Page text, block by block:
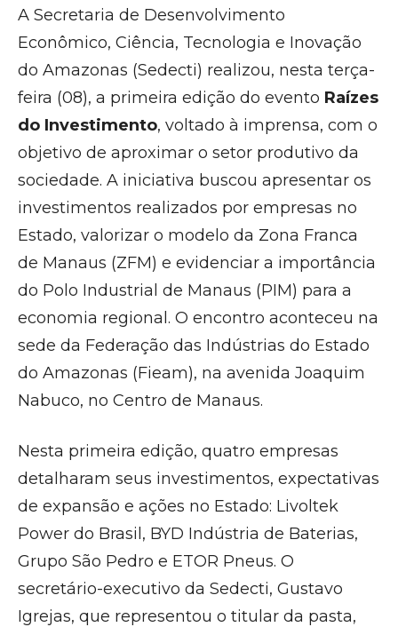
A Secretaria de Desenvolvimento
Econômico, Ciência, Tecnologia e Inovação
do Amazonas (Sedecti) realizou, nesta terça-
feira (08), a primeira edição do evento Raízes
do Investimento, voltado à imprensa, com o
objetivo de aproximar o setor produtivo da
sociedade. A iniciativa buscou apresentar os
investimentos realizados por empresas no
Estado, valorizar o modelo da Zona Franca
de Manaus (ZFM) e evidenciar a importância
do Polo Industrial de Manaus (PIM) para a
economia regional. O encontro aconteceu na
sede da Federação das Indústrias do Estado
do Amazonas (Fieam), na avenida Joaquim
Nabuco, no Centro de Manaus.
Nesta primeira edição, quatro empresas
detalharam seus investimentos, expectativas
de expansão e ações no Estado: Livoltek
Power do Brasil, BYD Indústria de Baterias,
Grupo São Pedro e ETOR Pneus. O
secretário-executivo da Sedecti, Gustavo
Igrejas, que representou o titular da pasta,